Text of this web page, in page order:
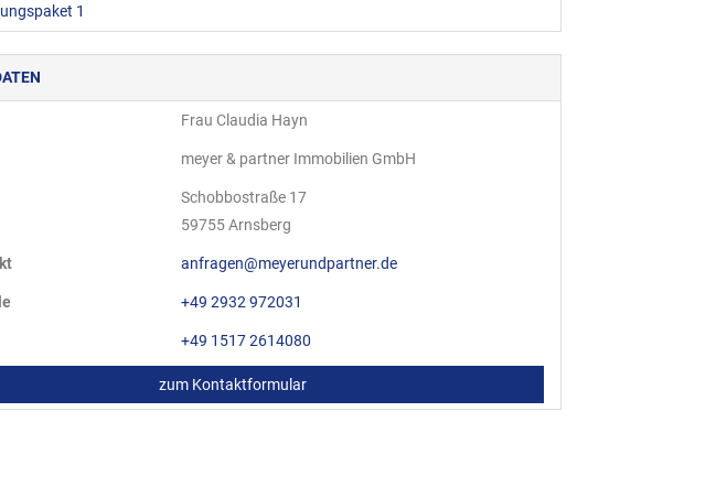
1
Frau Claudia Hayn
meyer & partner Immobilien GmbH
Schobbostraße 17
59755 Arnsberg
anfragen@meyerundpartner.de
+49 2932 972031
+49 1517 2614080
zum Kontaktformular